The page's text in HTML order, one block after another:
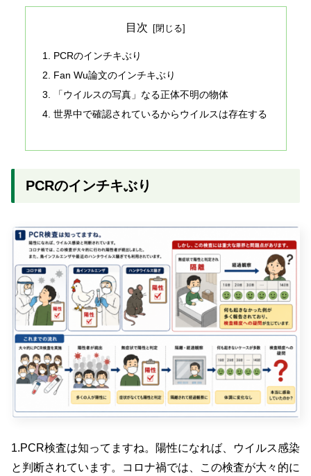
目次
PCRのインチキぶり
Fan Wu論文のインチキぶり
「ウイルスの写真」なる正体不明の物体
世界中で確認されているからウイルスは存在する
PCRのインチキぶり
1.PCR検査は知ってますね。陽性になれば、ウイルス感染
と判断されています。コロナ禍では、この検査が大々的に